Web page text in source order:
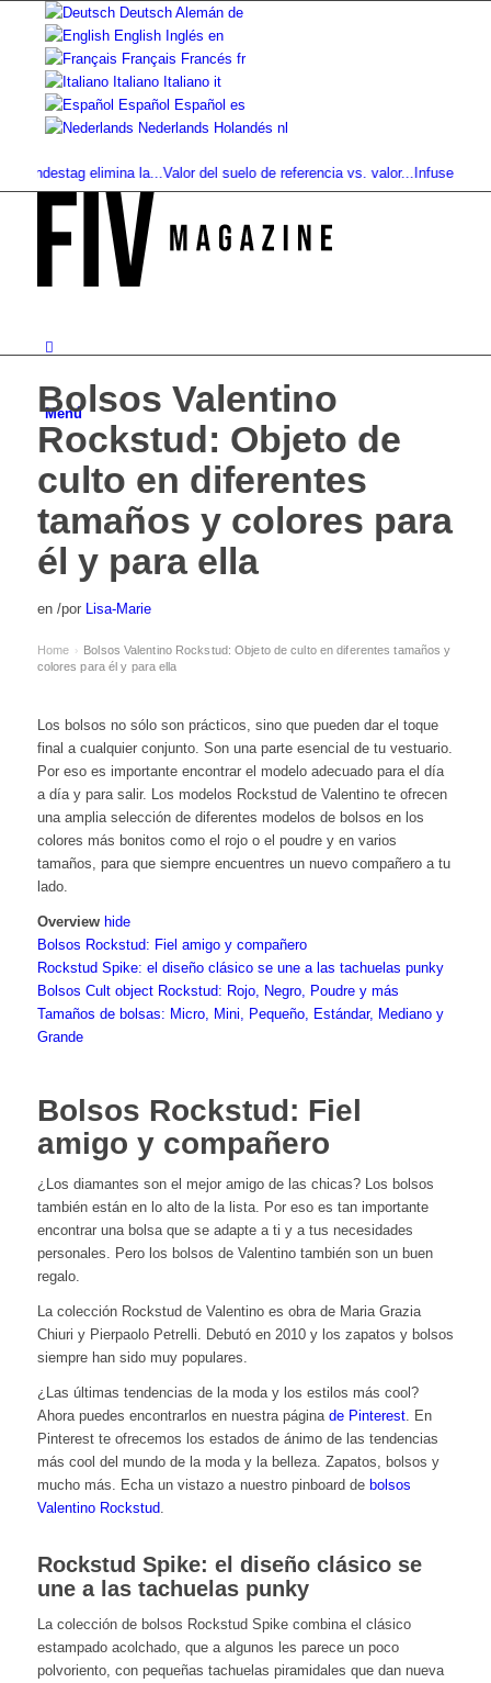
Deutsch Alemán de
English Inglés en
Français Francés fr
Italiano Italiano it
Español Español es
Nederlands Holandés nl
elimina la...Valor del suelo de referencia vs. valor...Infused Kitchen
Menú
Bolsos Valentino
Rockstud: Objeto de
culto en diferentes
tamaños y colores para
él y para ella
en /por Lisa-Marie
Home › Bolsos Valentino Rockstud: Objeto de culto en diferentes tamaños y
colores para él y para ella
Los bolsos no sólo son prácticos, sino que pueden dar el toque
final a cualquier conjunto. Son una parte esencial de tu vestuario.
Por eso es importante encontrar el modelo adecuado para el día
a día y para salir. Los modelos Rockstud de Valentino te ofrecen
una amplia selección de diferentes modelos de bolsos en los
colores más bonitos como el rojo o el poudre y en varios
tamaños, para que siempre encuentres un nuevo compañero a tu
lado.
Overview hide
Bolsos Rockstud: Fiel amigo y compañero
Rockstud Spike: el diseño clásico se une a las tachuelas punky
Bolsos Cult object Rockstud: Rojo, Negro, Poudre y más
Tamaños de bolsas: Micro, Mini, Pequeño, Estándar, Mediano y
Grande
Bolsos Rockstud: Fiel
amigo y compañero
¿Los diamantes son el mejor amigo de las chicas? Los bolsos
también están en lo alto de la lista. Por eso es tan importante
encontrar una bolsa que se adapte a ti y a tus necesidades
personales. Pero los bolsos de Valentino también son un buen
regalo.
La colección Rockstud de Valentino es obra de Maria Grazia
Chiuri y Pierpaolo Petrelli. Debutó en 2010 y los zapatos y bolsos
siempre han sido muy populares.
¿Las últimas tendencias de la moda y los estilos más cool?
Ahora puedes encontrarlos en nuestra página de Pinterest. En
Pinterest te ofrecemos los estados de ánimo de las tendencias
más cool del mundo de la moda y la belleza. Zapatos, bolsos y
mucho más. Echa un vistazo a nuestro pinboard de bolsos
Valentino Rockstud.
Rockstud Spike: el diseño clásico se
une a las tachuelas punky
La colección de bolsos Rockstud Spike combina el clásico
estampado acolchado, que a algunos les parece un poco
polvoriento, con pequeñas tachuelas piramidales que dan nueva